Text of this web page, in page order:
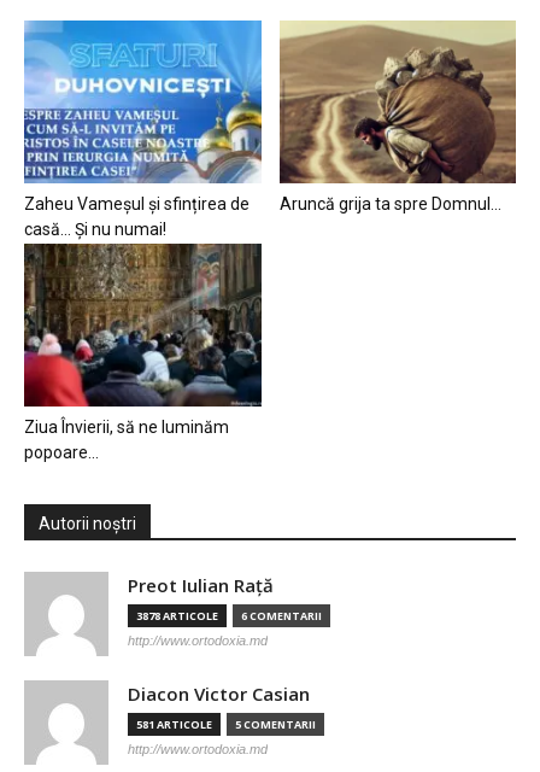
Zaheu Vameșul și sfințirea de
casă… Și nu numai!
Aruncă grija ta spre Domnul…
Ziua Învierii, să ne luminăm
popoare…
Autorii noștri
Preot Iulian Raţă
3878 ARTICOLE 6 COMENTARII
http://www.ortodoxia.md
Diacon Victor Casian
581 ARTICOLE 5 COMENTARII
http://www.ortodoxia.md